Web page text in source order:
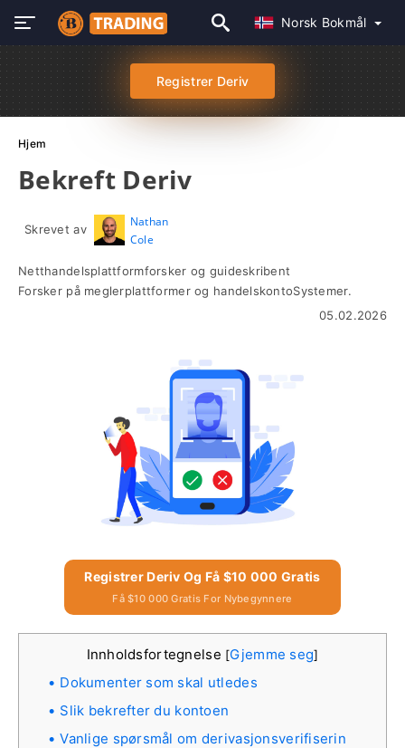
Norsk Bokmål
Registrer Deriv
Hjem
Bekreft Deriv
Skrevet av
Nathan
Cole
Netthandelsplattformforsker og guideskribent
Forsker på meglerplattformer og handelskontoSystemer.
05.02.2026
Registrer Deriv Og Få $10 000 Gratis
Få $10 000 Gratis For Nybegynnere
Innholdsfortegnelse [Gjemme seg]
Dokumenter som skal utledes
Slik bekrefter du kontoen
Vanlige spørsmål om derivasjonsverifiserin